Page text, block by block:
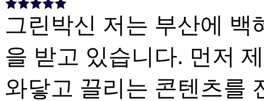
그린박신 저는 부산에 백
을 받고 있습니다. 먼저
와닿고 끌리는 콘텐츠를